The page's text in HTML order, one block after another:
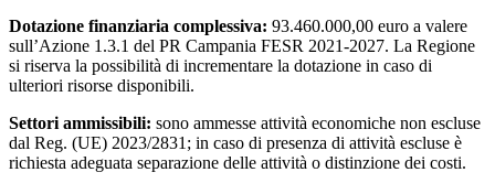
Dotazione finanziaria complessiva: 93.460.000,00 euro a valere
sull’Azione 1.3.1 del PR Campania FESR 2021-2027. La Regione
si riserva la possibilità di incrementare la dotazione in caso di
ulteriori risorse disponibili.
Settori ammissibili: sono ammesse attività economiche non escluse
dal Reg. (UE) 2023/2831; in caso di presenza di attività escluse è
richiesta adeguata separazione delle attività o distinzione dei costi.